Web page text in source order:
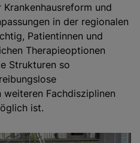
und
in der regionalen
Patientinnen und
Therapieoptionen
Strukturen so
Fachdisziplinen
ist.